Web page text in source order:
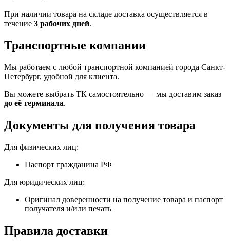
При наличии товара на складе доставка осуществляется в
течение 3 рабочих дней.
Транспортные компании
Мы работаем с любой транспортной компанией города Санкт-
Петербург, удобной для клиента.
Вы можете выбрать ТК самостоятельно — мы доставим заказ
до её терминала.
Документы для получения товара
Для физических лиц:
Паспорт гражданина РФ
Для юридических лиц:
Оригинал доверенности на получение товара и паспорт
получателя и/или печать
Правила доставки